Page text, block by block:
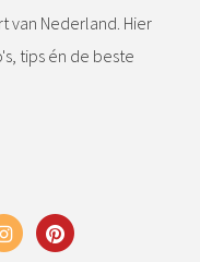
van Nederland. Hier
tips én de beste